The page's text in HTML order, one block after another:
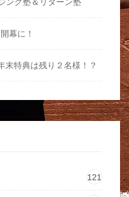
幕に！
特典は残り２名様！？
121